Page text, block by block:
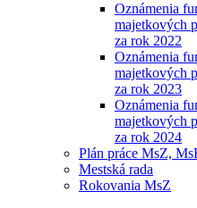
Oznámenia
majetkových
za rok 2022
Oznámenia
majetkových
za rok 2023
Oznámenia
majetkových
za rok 2024
Plán práce MsZ,
Mestská rada
Rokovania MsZ